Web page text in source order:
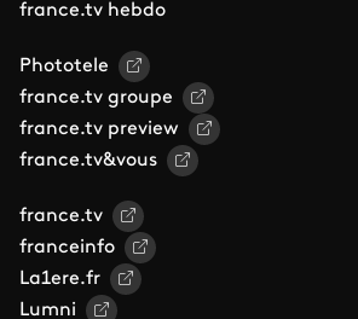
france.tv hebdo
Phototele
france.tv groupe
france.tv preview
france.tv&vous
france.tv
franceinfo
La1ere.fr
Lumni